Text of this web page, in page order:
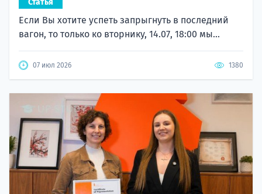
Если Вы хотите успеть запрыгнуть в последний
вагон, то только ко вторнику, 14.07, 18:00 мы...
07 июл 2026 1380